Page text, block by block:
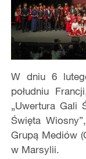
W dniu 6
południu
„Uwertura Gali
Święta
Grupą Mediów
w Marsylii.